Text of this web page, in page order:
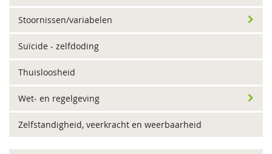
Stoornissen/variabelen
Suïcide - zelfdoding
Thuisloosheid
Wet- en regelgeving
Zelfstandigheid, veerkracht en weerbaarheid